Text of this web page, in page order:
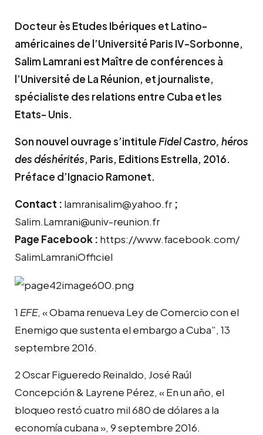
Docteur ès Etudes Ibériques et Latino-
américaines de l’Université Paris IV-Sorbonne,
Salim Lamrani est Maître de conférences à
l’Université de La Réunion, et journaliste,
spécialiste des relations entre Cuba et les
Etats- Unis.
Son nouvel ouvrage s’intituleFidel Castro, héros
des déshérités, Paris, Editions Estrella, 2016.
Préface d’Ignacio Ramonet.
Contact : lamranisalim@yahoo.fr ;
Salim.Lamrani@univ-reunion.fr
Page Facebook : https://www.facebook.com/
SalimLamraniOfficiel
1 EFE, « Obama renueva Ley de Comercio con el
Enemigo que sustenta el embargo a Cuba”, 13
septembre 2016.
2 Oscar Figueredo Reinaldo, José Raúl
Concepción & Layrene Pérez, « En un año, el
bloqueo restó cuatro mil 680 de dólares a la
economía cubana », 9 septembre 2016.